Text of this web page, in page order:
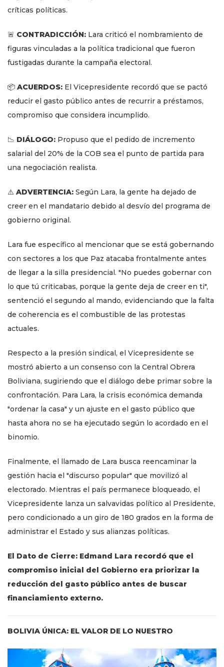
críticas políticas.
🚨 CONTRADICCIÓN: Lara criticó el nombramiento de
figuras vinculadas a la política tradicional que fueron
fustigadas durante la campaña electoral.
📦 ACUERDOS: El Vicepresidente recordó que se pactó
reducir el gasto público antes de recurrir a préstamos,
compromiso que considera incumplido.
📉 DIÁLOGO: Propuso que el pedido de incremento
salarial del 20% de la COB sea el punto de partida para
una negociación realista.
⚠️ ADVERTENCIA: Según Lara, la gente ha dejado de
creer en el mandatario debido al desvío del programa de
gobierno original.
Lara fue específico al mencionar que se está gobernando
con sectores a los que Paz atacaba frontalmente antes
de llegar a la silla presidencial. "No puedes gobernar con
lo que tú criticabas, porque la gente deja de creer en ti",
sentenció el segundo al mando, evidenciando que la falta
de coherencia es el combustible de las protestas
actuales.
Respecto a la presión sindical, el Vicepresidente se
mostró abierto a un consenso con la Central Obrera
Boliviana, sugiriendo que el diálogo debe primar sobre la
confrontación. Para Lara, la crisis económica demanda
"ordenar la casa" y un ajuste en el gasto público que
hasta ahora no se ha ejecutado según lo acordado en el
binomio.
Finalmente, el llamado de Lara busca reencaminar la
gestión hacia el "discurso popular" que movilizó al
electorado. Mientras el país permanece bloqueado, el
Vicepresidente lanza un salvavidas político al Presidente,
pero condicionado a un giro de 180 grados en la forma de
administrar el Estado y sus alianzas políticas.
El Dato de Cierre: Edmand Lara recordó que el
compromiso inicial del Gobierno era priorizar la
reducción del gasto público antes de buscar
financiamiento externo.
BOLIVIA ÚNICA: EL VALOR DE LO NUESTRO